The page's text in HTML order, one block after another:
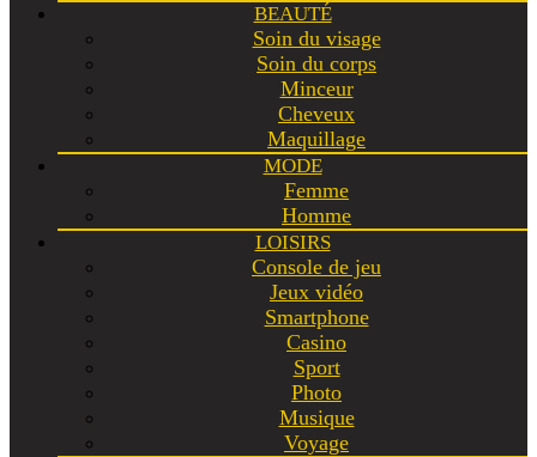
BEAUTÉ
Soin du visage
Soin du corps
Minceur
Cheveux
Maquillage
MODE
Femme
Homme
LOISIRS
Console de jeu
Jeux vidéo
Smartphone
Casino
Sport
Photo
Musique
Voyage